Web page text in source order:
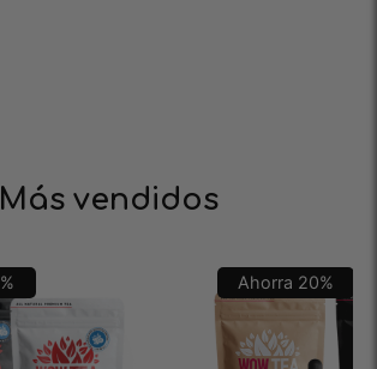
Más vendidos
% Ahorra 20%